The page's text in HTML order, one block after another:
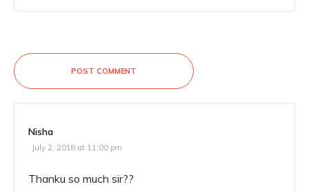
POST COMMENT
Nisha
July 2, 2018 at 11:00 pm
Thanku so much sir??